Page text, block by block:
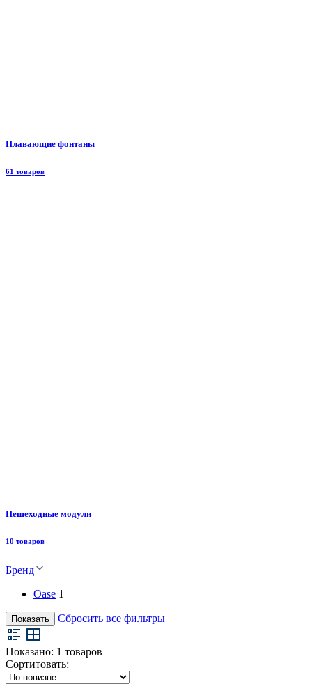
Плавающие фонтаны
61 товаров
Пешеходные модули
10 товаров
Бренд
Oase 1
Показать Сбросить все фильтры
Показано: 1 товаров
Сортитовать: